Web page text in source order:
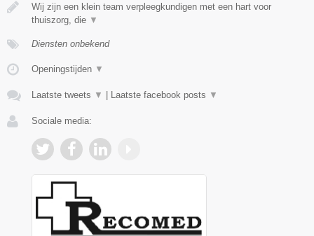
Wij zijn een klein team verpleegkundigen met een hart voor
thuiszorg, die ▼
Diensten onbekend
Openingstijden ▼
Laatste tweets ▼ | Laatste facebook posts ▼
Sociale media: